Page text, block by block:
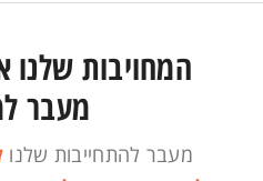
המחויבות שלנו
מעבר
מעבר להתחייבות שלנו